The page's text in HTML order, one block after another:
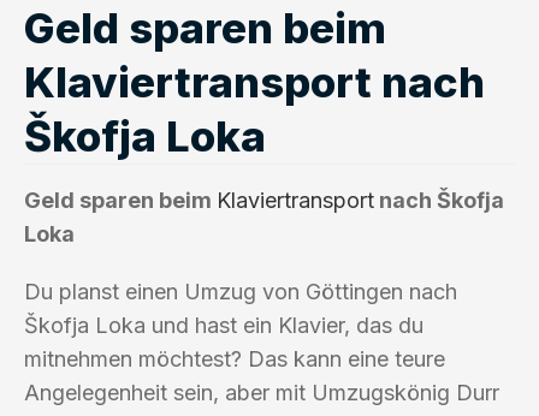
Geld sparen beim
Klaviertransport nach
Škofja Loka
Geld sparen beim Klaviertransport nach Škofja
Loka
Du planst einen Umzug von Göttingen nach
Škofja Loka und hast ein Klavier, das du
mitnehmen möchtest? Das kann eine teure
Angelegenheit sein, aber mit Umzugskönig Durr